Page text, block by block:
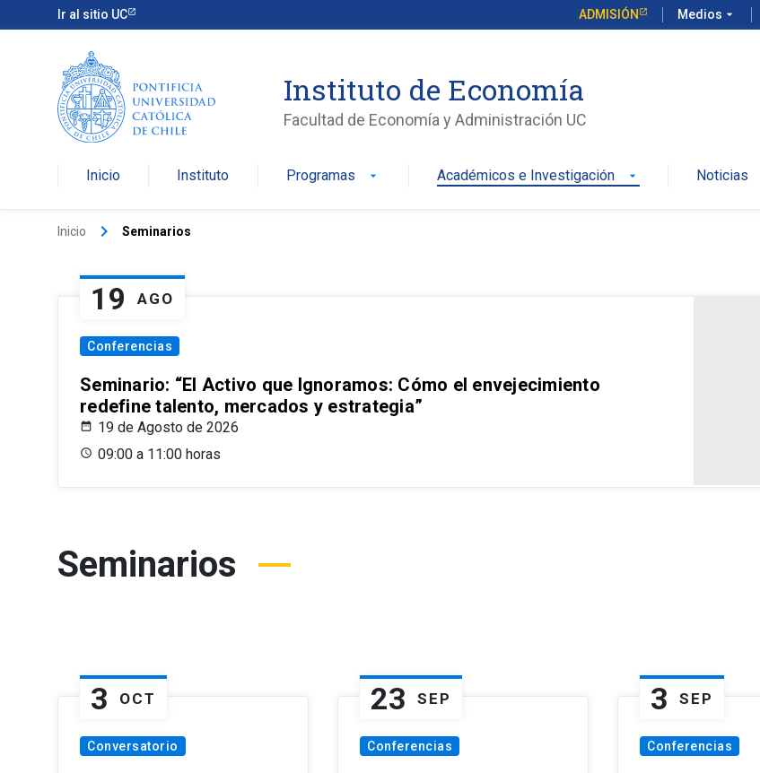
Ir al sitio UC ADMISIÓN Medios arrow_drop_down
Instituto de Economía
Facultad de Economía y Administración UC
Inicio Instituto Programas arrow_drop_down Académicos e Investigación arrow_drop_down Noticias
Inicio keyboard_arrow_right Seminarios
19 AGO
Conferencias
Seminario: “El Activo que Ignoramos: Cómo el envejecimiento
redefine talento, mercados y estrategia”
19 de Agosto de 2026
09:00 a 11:00 horas
Seminarios
3 OCT
Conversatorio
23 SEP
Conferencias
3 SEP
Conferencias